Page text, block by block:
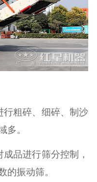
行粗碎、细碎、制沙
。
品进行筛分控制，
振动筛。